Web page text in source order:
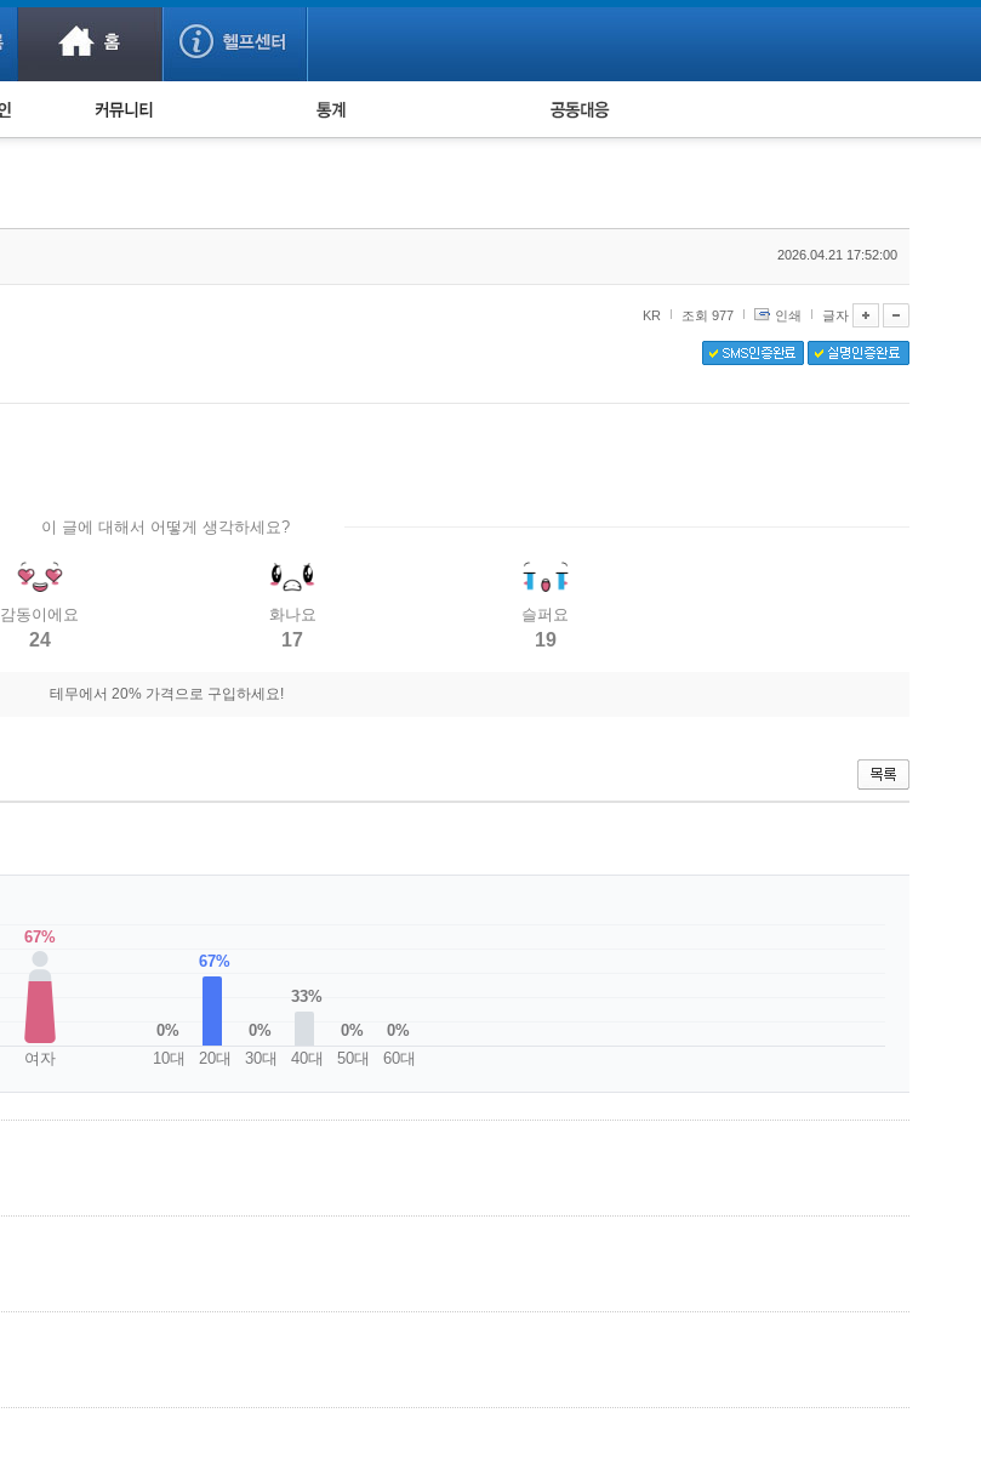
사기 예방했어요! 누적 피해사례 통계 피해자 공동대응
2026.04.21 17:52:00
KR 조회 977 인쇄 글자
이 글에 대해서 어떻게 생각하세요?
감동이에요
24
화나요
17
슬퍼요
19
테무에서 20% 가격으로 구입하세요!
67%
여자
0%
10대
67%
20대
0%
30대
33%
40대
0%
50대
0%
60대